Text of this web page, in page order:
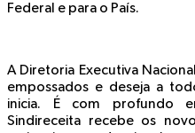
Federal e para o País.
A Diretoria Executiva
empossados e deseja a
inicia. É com profundo
Sindireceita recebe os